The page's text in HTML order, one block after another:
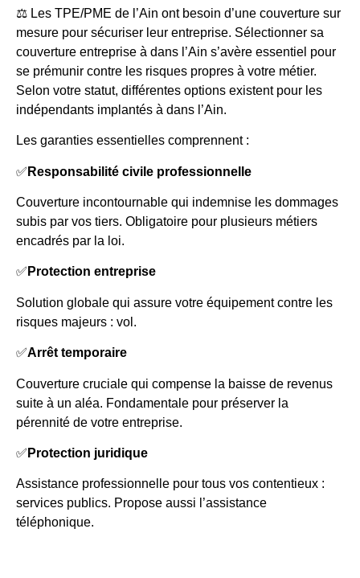
⚖️ Les TPE/PME de l’Ain ont besoin d’une couverture sur
mesure pour sécuriser leur entreprise. Sélectionner sa
couverture entreprise à dans l’Ain s’avère essentiel pour
se prémunir contre les risques propres à votre métier.
Selon votre statut, différentes options existent pour les
indépendants implantés à dans l’Ain.
Les garanties essentielles comprennent :
✅ Responsabilité civile professionnelle
Couverture incontournable qui indemnise les dommages
subis par vos tiers. Obligatoire pour plusieurs métiers
encadrés par la loi.
✅ Protection entreprise
Solution globale qui assure votre équipement contre les
risques majeurs : vol.
✅Arrêt temporaire
Couverture cruciale qui compense la baisse de revenus
suite à un aléa. Fondamentale pour préserver la
pérennité de votre entreprise.
✅ Protection juridique
Assistance professionnelle pour tous vos contentieux :
services publics. Propose aussi l’assistance
téléphonique.